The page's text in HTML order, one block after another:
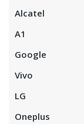
Alcatel
A1
Google
Vivo
LG
Oneplus